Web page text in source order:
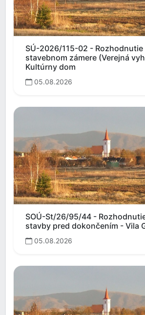
SÚ-2026/115-02 - Rozhodnutie
stavebnom zámere (Verejná
Kultúrny dom
05.08.2026
SOÚ-St/26/95/44 -
stavby pred dokončením - Vila
05.08.2026